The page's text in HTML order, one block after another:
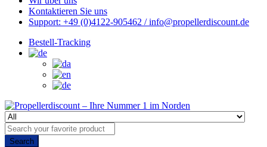
Kontaktieren Sie uns
Support: +49 (0)4122-905462 / info@propellerdiscount.de
Bestell-Tracking
Search